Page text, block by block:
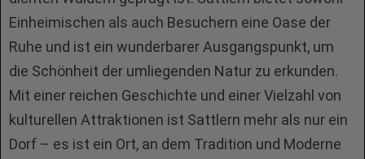
Einheimischen als auch Besuchern eine Oase der
Ruhe und ist ein wunderbarer Ausgangspunkt, um
die Schönheit der umliegenden Natur zu erkunden.
Mit einer reichen Geschichte und einer Vielzahl von
kulturellen Attraktionen ist Sattlern mehr als nur ein
Dorf – es ist ein Ort, an dem Tradition und Moderne